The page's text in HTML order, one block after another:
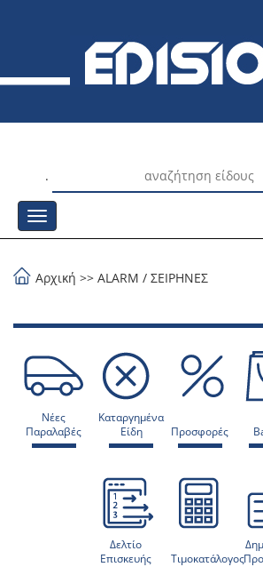
.
Αρχική >> ALARM / ΣΕΙΡΗΝΕΣ
Νέες
Παραλαβές
Καταργημένα
Είδη
Προσφορές
Δελτίο
Επισκευής
Τιμοκατάλογος